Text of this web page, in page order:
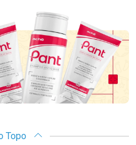
Topo